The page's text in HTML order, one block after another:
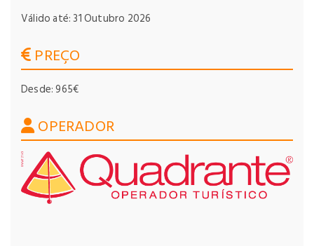
Válido até: 31 Outubro 2026
PREÇO
Desde: 965€
OPERADOR